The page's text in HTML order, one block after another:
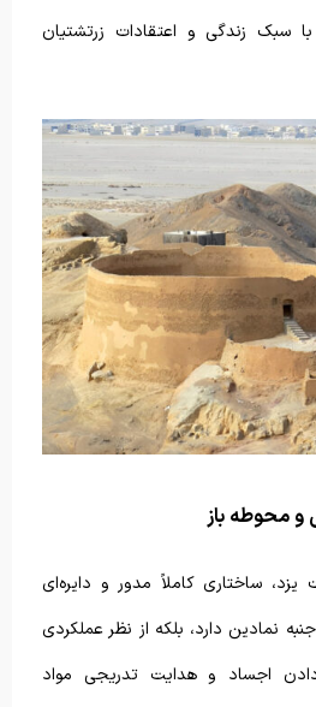
سبک زندگی و اعتقادات زرتشتیان
و محوطه باز
ساختاری کاملاً مدور و دایره‌ای
نمادین دارد، بلکه از نظر عملکردی
اجساد و هدایت تدریجی مواد